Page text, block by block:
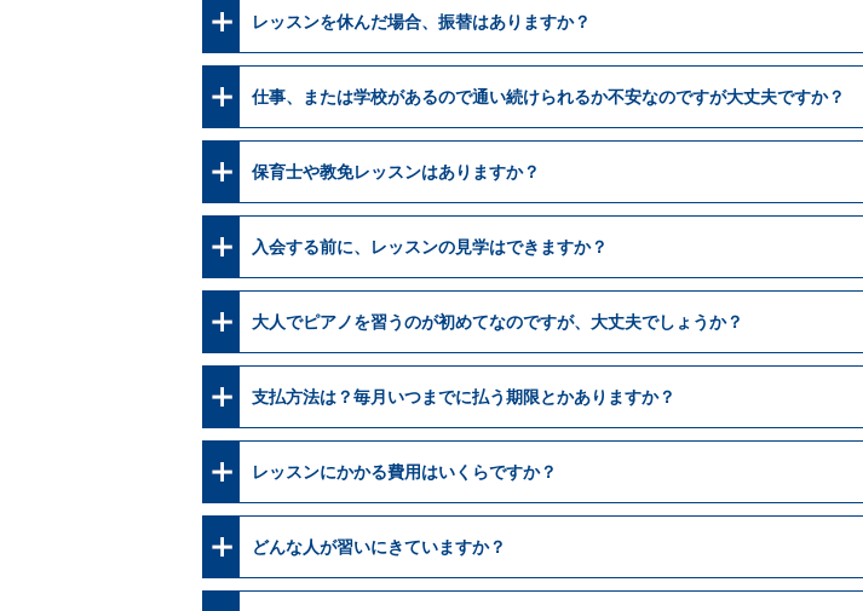
レッスンを休んだ場合、振替はありますか？
仕事、または学校があるので通い続けられるか不安なのですが大丈夫ですか？
保育士や教免レッスンはありますか？
入会する前に、レッスンの見学はできますか？
大人でピアノを習うのが初めてなのですが、大丈夫でしょうか？
支払方法は？毎月いつまでに払う期限とかありますか？
レッスンにかかる費用はいくらですか？
どんな人が習いにきていますか？